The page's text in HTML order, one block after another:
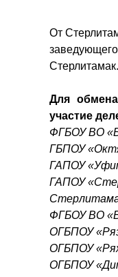
От
Стерлитамак.
Для
участие
ФГБОУ ВО
ГБПОУ
ГАПОУ
ГАПОУ
ФГБОУ ВО
ОГБПОУ
ОГБПОУ
ОГБПОУ